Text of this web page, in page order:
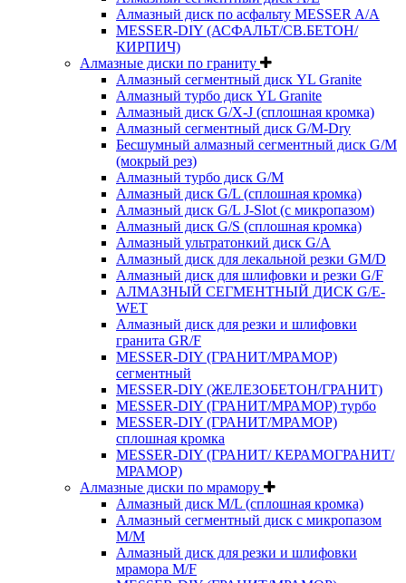
Алмазный диск по асфальту MESSER A/A
MESSER-DIY (АСФАЛЬТ/СВ.БЕТОН/
КИРПИЧ)
Алмазные диски по граниту
Алмазный сегментный диск YL Granite
Алмазный турбо диск YL Granite
Алмазный диск G/X-J (сплошная кромка)
Алмазный сегментный диск G/M-Dry
Бесшумный алмазный сегментный диск G/M
(мокрый рез)
Алмазный турбо диск G/M
Алмазный диск G/L (сплошная кромка)
Алмазный диск G/L J-Slot (с микропазом)
Алмазный диск G/S (сплошная кромка)
Алмазный ультратонкий диск G/A
Алмазный диск для лекальной резки GM/D
Алмазный диск для шлифовки и резки G/F
АЛМАЗНЫЙ СЕГМЕНТНЫЙ ДИСК G/E-
WET
Алмазный диск для резки и шлифовки
гранита GR/F
MESSER-DIY (ГРАНИТ/МРАМОР)
сегментный
MESSER-DIY (ЖЕЛЕЗОБЕТОН/ГРАНИТ)
MESSER-DIY (ГРАНИТ/МРАМОР) турбо
MESSER-DIY (ГРАНИТ/МРАМОР)
сплошная кромка
MESSER-DIY (ГРАНИТ/ КЕРАМОГРАНИТ/
МРАМОР)
Алмазные диски по мрамору
Алмазный диск M/L (сплошная кромка)
Алмазный сегментный диск с микропазом
M/M
Алмазный диск для резки и шлифовки
мрамора M/F